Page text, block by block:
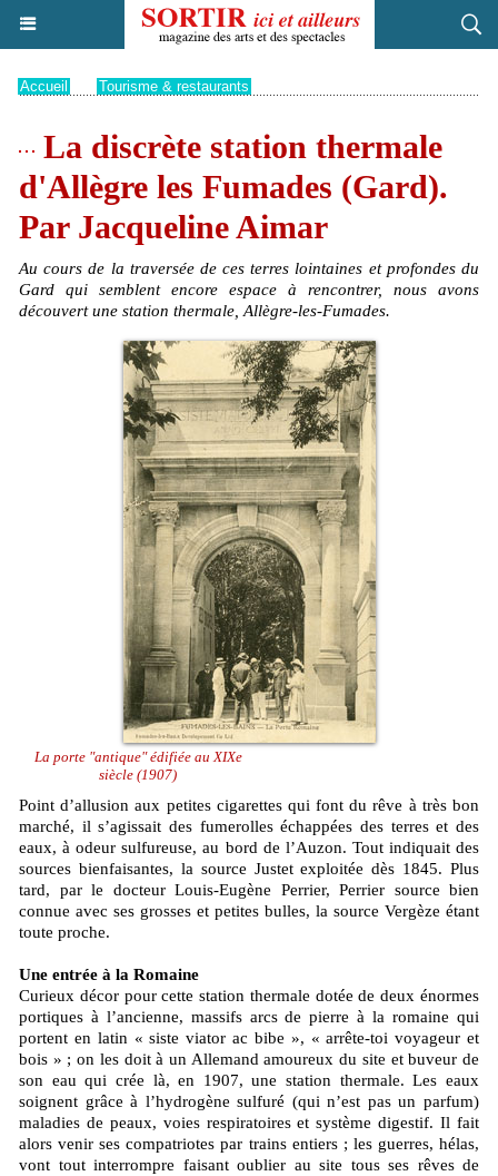
Accueil Tourisme & restaurants
La discrète station thermale
d'Allègre les Fumades (Gard).
Par Jacqueline Aimar
Au cours de la traversée de ces terres lointaines et profondes du
Gard qui semblent encore espace à rencontrer, nous avons
découvert une station thermale, Allègre-les-Fumades.
La porte "antique" édifiée au XIXe
siècle (1907)
Point d’allusion aux petites cigarettes qui font du rêve à très bon
marché, il s’agissait des fumerolles échappées des terres et des
eaux, à odeur sulfureuse, au bord de l’Auzon. Tout indiquait des
sources bienfaisantes, la source Justet exploitée dès 1845. Plus
tard, par le docteur Louis-Eugène Perrier, Perrier source bien
connue avec ses grosses et petites bulles, la source Vergèze étant
toute proche.
Une entrée à la Romaine
Curieux décor pour cette station thermale dotée de deux énormes
portiques à l’ancienne, massifs arcs de pierre à la romaine qui
portent en latin « siste viator ac bibe », « arrête-toi voyageur et
bois » ; on les doit à un Allemand amoureux du site et buveur de
son eau qui crée là, en 1907, une station thermale. Les eaux
soignent grâce à l’hydrogène sulfuré (qui n’est pas un parfum)
maladies de peaux, voies respiratoires et système digestif. Il fait
alors venir ses compatriotes par trains entiers ; les guerres, hélas,
vont tout interrompre faisant oublier au site tous ses rêves de